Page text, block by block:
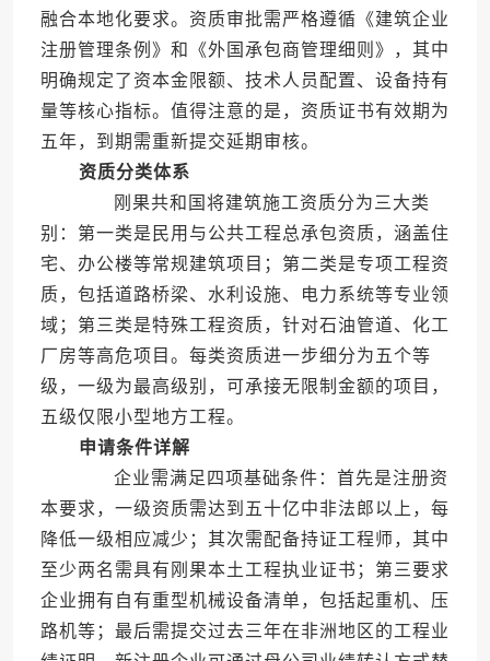
融合本地化要求。资质审批需严格遵循《建筑企业
注册管理条例》和《外国承包商管理细则》，其中
明确规定了资本金限额、技术人员配置、设备持有
量等核心指标。值得注意的是，资质证书有效期为
五年，到期需重新提交延期审核。
资质分类体系
刚果共和国将建筑施工资质分为三大类
别：第一类是民用与公共工程总承包资质，涵盖住
宅、办公楼等常规建筑项目；第二类是专项工程资
质，包括道路桥梁、水利设施、电力系统等专业领
域；第三类是特殊工程资质，针对石油管道、化工
厂房等高危项目。每类资质进一步细分为五个等
级，一级为最高级别，可承接无限制金额的项目，
五级仅限小型地方工程。
申请条件详解
企业需满足四项基础条件：首先是注册资
本要求，一级资质需达到五十亿中非法郎以上，每
降低一级相应减少；其次需配备持证工程师，其中
至少两名需具有刚果本土工程执业证书；第三要求
企业拥有自有重型机械设备清单，包括起重机、压
路机等；最后需提交过去三年在非洲地区的工程业